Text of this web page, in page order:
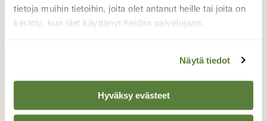
tietoja muihin tietoihin, joita olet antanut heille tai joita on
kerätty, kun olet käyttänyt heidän palvelujaan.
Näytä tiedot
Hyväksy evästeet
Kappale kauneinta Suomea…Savojärvi,
Kurjenrahkan Kansallispuisto 12.4.2026
Valokuvaaja: Juhani Peltonen, Pöytyä 12.4.2026
TAKAISIN LISTAAN